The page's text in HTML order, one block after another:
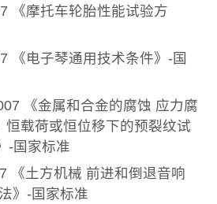
《摩托车轮胎性能试验方
《电子琴通用技术条件》-国
《金属和合金的腐蚀 应力腐
恒载荷或恒位移下的预裂纹试
-国家标准
《土方机械 前进和倒退音响
》-国家标准